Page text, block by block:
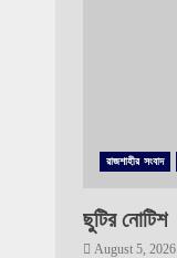
রাজশাহীর সংবাদ
ছুটির নোটিশ
August 5, 2026